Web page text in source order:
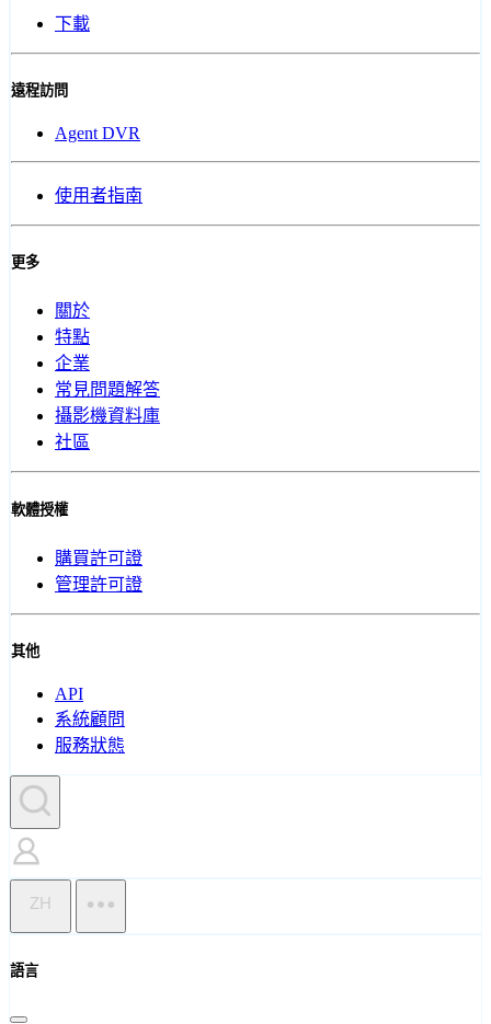
下載
遠程訪問
Agent DVR
使用者指南
更多
關於
特點
企業
常見問題解答
攝影機資料庫
社區
軟體授權
購買許可證
管理許可證
其他
API
系統顧問
服務狀態
ZH
語言